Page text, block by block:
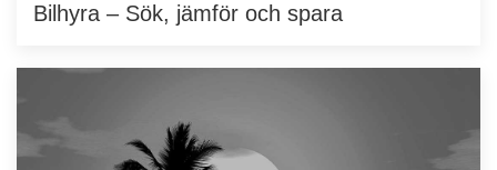
Bilhyra – Sök, jämför och spara